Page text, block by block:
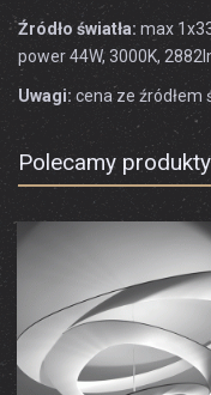
Źródło światła: max
power 44W, 3000K,
Uwagi: cena ze źródłem
Polecamy produkty